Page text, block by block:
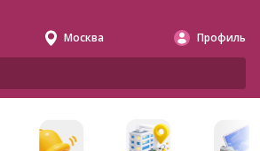
Москва Профиль